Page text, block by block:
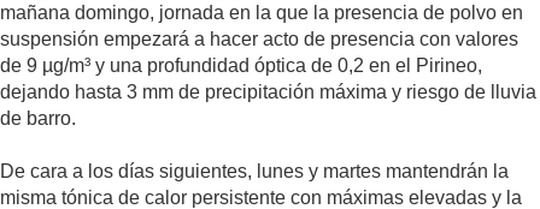
mañana domingo, jornada en la que la presencia de polvo en
suspensión empezará a hacer acto de presencia con valores
de 9 µg/m³ y una profundidad óptica de 0,2 en el Pirineo,
dejando hasta 3 mm de precipitación máxima y riesgo de lluvia
de barro.
De cara a los días siguientes, lunes y martes mantendrán la
misma tónica de calor persistente con máximas elevadas y la